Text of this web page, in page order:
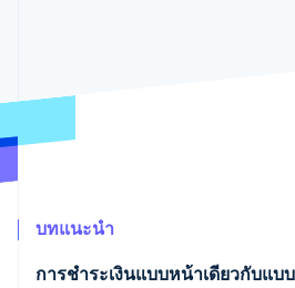
AI อย่างไร
บทแนะนำ
การชำระเงินแบบหน้าเดียวกับแ